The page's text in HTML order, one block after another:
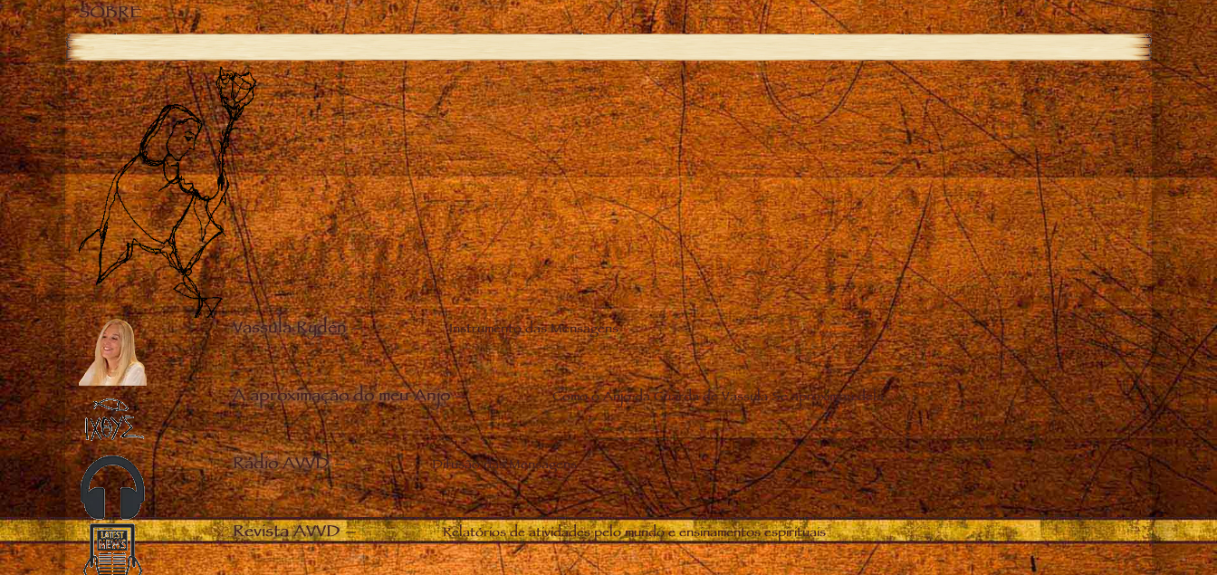
SOBRE
Vassula Rydén– Instrumento das Mensagens
A aproximação do meu Anjo– Como o Anjo da Guarda de Vassula Se aproximou dela
Rádio AVVD– Difusão das Mensagens
Revista AVVD– Relatórios de atividades pelo mundo e ensinamentos espirituais